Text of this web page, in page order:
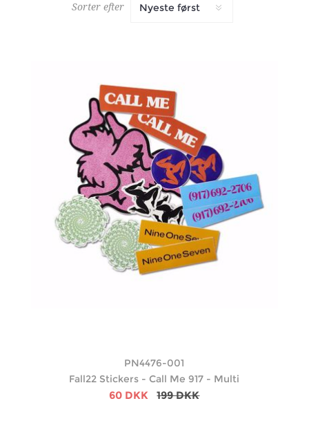
Sorter efter
PN4476-001
Fall22 Stickers - Call Me 917 - Multi
60 DKK 199 DKK